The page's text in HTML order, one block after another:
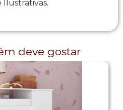
Ilustrativas.
deve gostar